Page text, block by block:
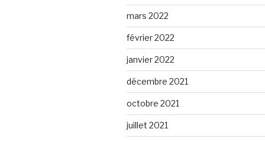
mars 2022
février 2022
janvier 2022
décembre 2021
octobre 2021
juillet 2021